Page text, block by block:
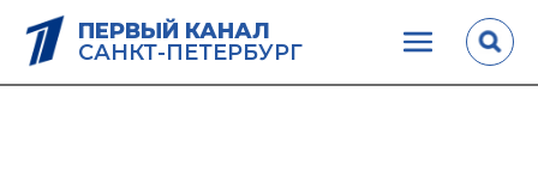
ПЕРВЫЙ КАНАЛ
САНКТ-ПЕТЕРБУРГ